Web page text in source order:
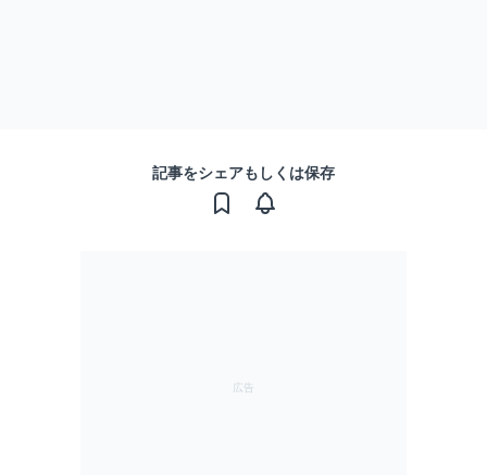
記事をシェアもしくは保存